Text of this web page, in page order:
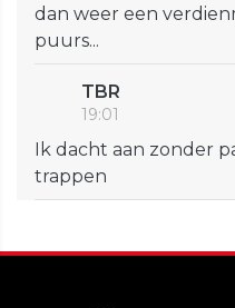
dan weer een
puurs...
TBR
19:01
Ik dacht aan zonder
trappen